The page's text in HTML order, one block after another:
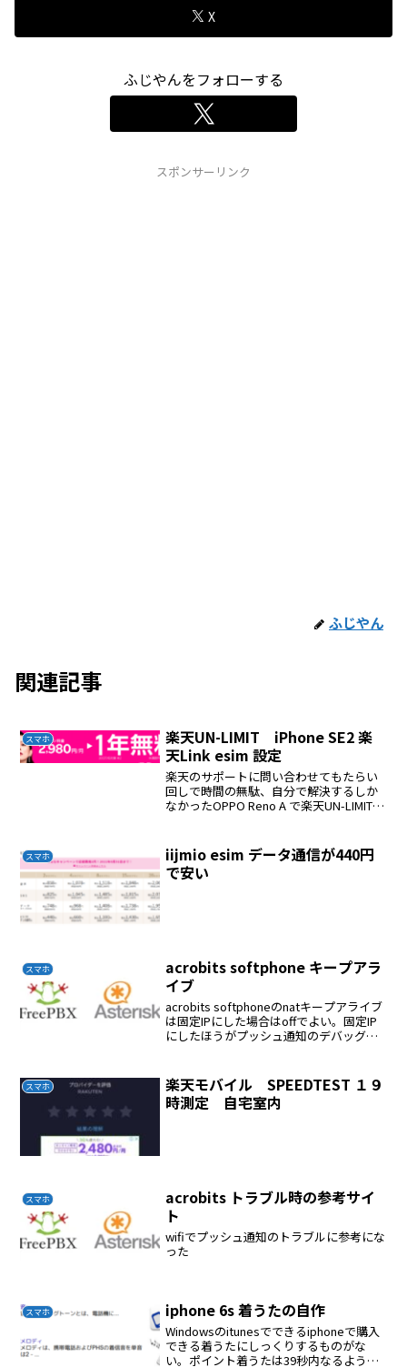
X
ふじやんをフォローする
スポンサーリンク
ふじやん
関連記事
スマホ
楽天UN-LIMIT iPhone SE2 楽
天Link esim 設定
楽天のサポートに問い合わせてもたらい
回しで時間の無駄、自分で解決するしか
なかったOPPO Reno A で楽天UN-LIMITを
は無料になったoppo...
スマホ
iijmio esim データ通信が440円
で安い
スマホ
acrobits softphone キープアラ
イブ
acrobits softphoneのnatキープアライブ
は固定IPにした場合はoffでよい。固定IP
にしたほうがプッシュ通知のデバッグ要
スマホ
楽天モバイル SPEEDTEST １９
時測定 自宅室内
スマホ
acrobits トラブル時の参考サイ
ト
wifiでプッシュ通知のトラブルに参考にな
った
スマホ iphone 6s 着うたの自作
Windowsのitunesでできるiphoneで購入
できる着うたにしっくりするものがな
い。ポイント着うたは39秒内なるように